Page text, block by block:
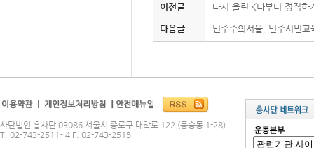
이전글 다시 올린 <나부터 정직하
다음글 민주주의서울, 민주시민교
사단법인 흥사단 03086 서울시 종로구 대학로 122 (동숭동 1-28)
T. 02-743-2511~4 F. 02-743-2515